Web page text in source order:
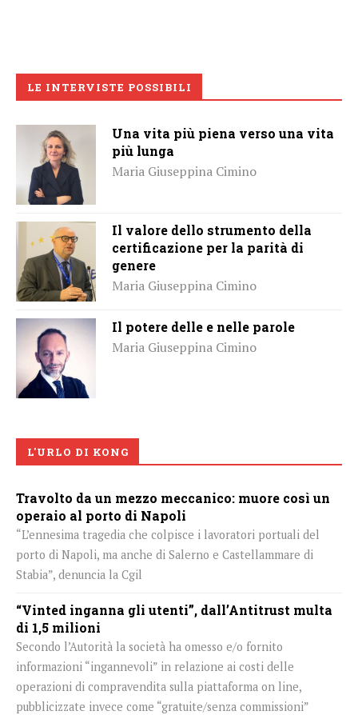
LE INTERVISTE POSSIBILI
Una vita più piena verso una vita
più lunga
Maria Giuseppina Cimino
Il valore dello strumento della
certificazione per la parità di
genere
Maria Giuseppina Cimino
Il potere delle e nelle parole
Maria Giuseppina Cimino
L'URLO DI KONG
Travolto da un mezzo meccanico: muore così un
operaio al porto di Napoli
“L’ennesima tragedia che colpisce i lavoratori portuali del
porto di Napoli, ma anche di Salerno e Castellammare di
Stabia”, denuncia la Cgil
“Vinted inganna gli utenti”, dall’Antitrust multa
di 1,5 milioni
Secondo l’Autorità la società ha omesso e/o fornito
informazioni “ingannevoli” in relazione ai costi delle
operazioni di compravendita sulla piattaforma on line,
pubblicizzate invece come “gratuite/senza commissioni”